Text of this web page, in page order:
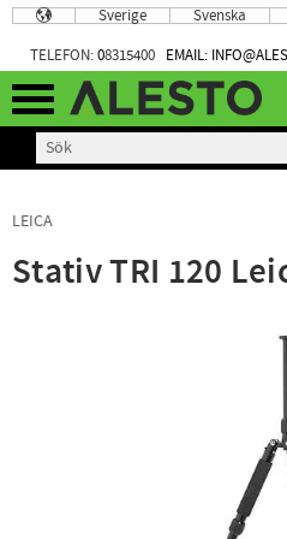
Meny
Sverige Svenska
TELEFON:08315400 EMAIL:
LEICA
Stativ TRI 120